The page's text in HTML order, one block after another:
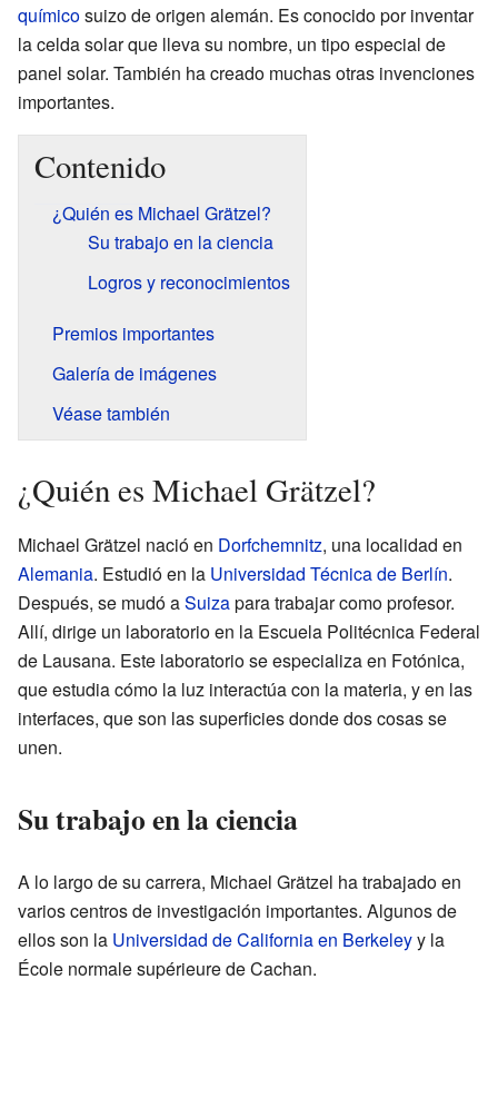
químicosuizo de origen alemán. Es conocido por inventar
la celda solar que lleva su nombre, un tipo especial de
panel solar. También ha creado muchas otras invenciones
importantes.
Contenido
¿Quién es Michael Grätzel?
Su trabajo en la ciencia
Logros y reconocimientos
Premios importantes
Galería de imágenes
Véase también
¿Quién es Michael Grätzel?
Michael Grätzel nació en Dorfchemnitz, una localidad en
Alemania. Estudió en la Universidad Técnica de Berlín.
Después, se mudó aSuizapara trabajar como profesor.
Allí, dirige un laboratorio en la Escuela Politécnica Federal
de Lausana. Este laboratorio se especializa en Fotónica,
que estudia cómo la luz interactúa con la materia, y en las
interfaces, que son las superficies donde dos cosas se
unen.
Su trabajo en la ciencia
A lo largo de su carrera, Michael Grätzel ha trabajado en
varios centros de investigación importantes. Algunos de
ellos son la Universidad de California en Berkeleyy la
École normale supérieure de Cachan.